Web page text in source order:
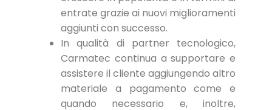
entrate grazie ai nuovi miglioramenti
aggiunti con successo.
In qualità di partner tecnologico,
Carmatec continua a supportare e
assistere il cliente aggiungendo altro
materiale a pagamento come e
quando necessario e, inoltre,